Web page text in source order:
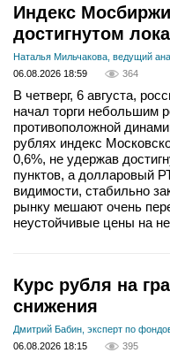
Индекс
достигнутом
Наталья Мильчакова, ведущий
06.08.2026 18:59
364
В четверг, 6 августа,
начал торги небольшим
противоположной
рублях индекс
0,6%, не удержав
пунктов, а долларовый
видимости, стабильно
рынку мешают очень
неустойчивые цены на
Курс рубля на
снижения
Дмитрий Бабин, эксперт по
06.08.2026 18:15
395